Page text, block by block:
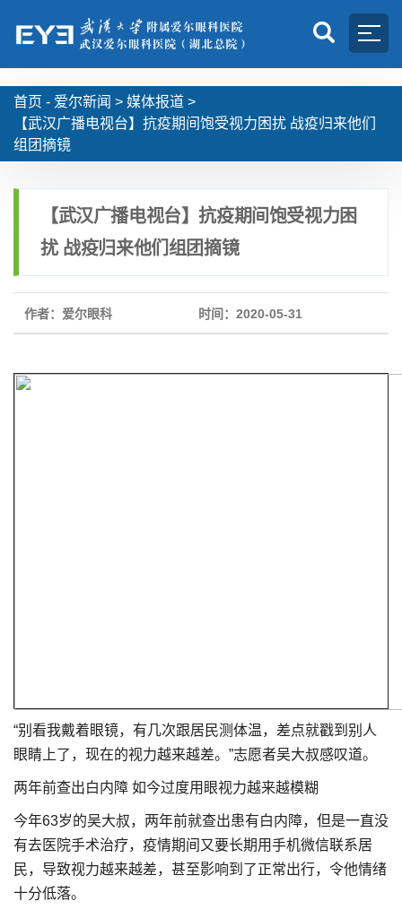
首页 - 爱尔新闻 > 媒体报道 >
【武汉广播电视台】抗疫期间饱受视力困扰 战疫归来他们
组团摘镜
【武汉广播电视台】抗疫期间饱受视力困
扰 战疫归来他们组团摘镜
作者：爱尔眼科 时间：2020-05-31
“别看我戴着眼镜，有几次跟居民测体温，差点就戳到别人
眼睛上了，现在的视力越来越差。”志愿者吴大叔感叹道。
两年前查出白内障 如今过度用眼视力越来越模糊
今年63岁的吴大叔，两年前就查出患有白内障，但是一直没
有去医院手术治疗，疫情期间又要长期用手机微信联系居
民，导致视力越来越差，甚至影响到了正常出行，令他情绪
十分低落。